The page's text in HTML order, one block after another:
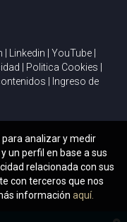
Linkedin YouTube|
Politica Cookies
Ingreso de
analizar y medir
un perfil en base a sus
relacionada con sus
con terceros que nos
información aquí.